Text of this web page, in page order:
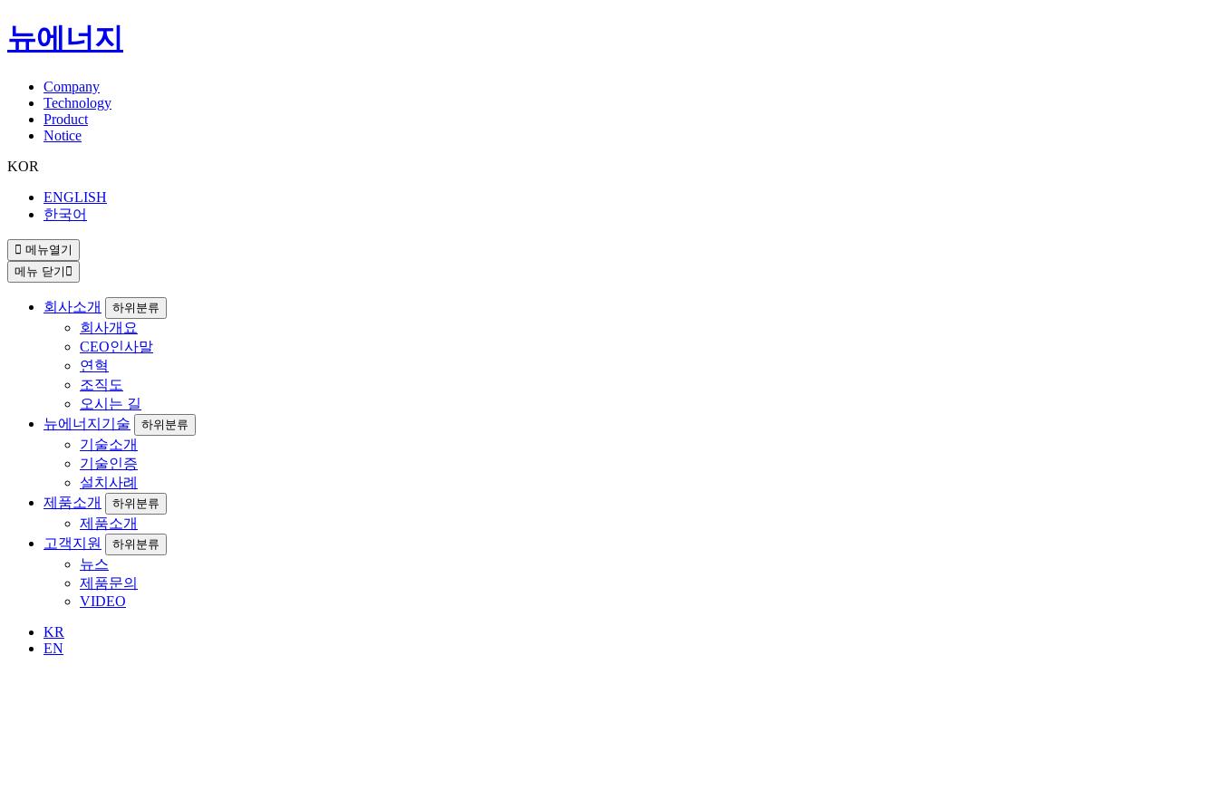
뉴에너지
Company
Technology
Product
Notice
KOR
ENGLISH
한국어
메뉴열기
메뉴 닫기
회사소개 하위분류
회사개요
CEO인사말
연혁
조직도
오시는 길
뉴에너지기술
하위분류
기술소개
기술인증
설치사례
제품소개
하위분류
제품소개
고객지원
하위분류
뉴스
제품문의
VIDEO
KR
EN